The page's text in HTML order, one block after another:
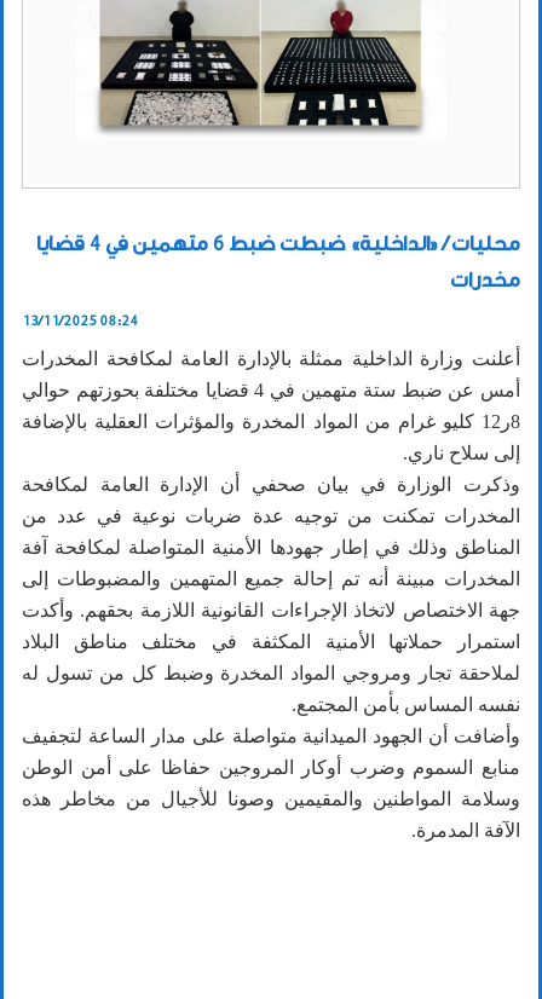
محليات / «الداخلية» ضبطت ضبط 6 متهمين في 4 قضايا
مخدرات
13/11/2025 08:24
أعلنت وزارة الداخلية ممثلة بالإدارة العامة لمكافحة المخدرات
أمس عن ضبط ستة متهمين في 4 قضايا مختلفة بحوزتهم حوالي
8ر12 كليو غرام من المواد المخدرة والمؤثرات العقلية بالإضافة
إلى سلاح ناري.
وذكرت الوزارة في بيان صحفي أن الإدارة العامة لمكافحة
المخدرات تمكنت من توجيه عدة ضربات نوعية في عدد من
المناطق وذلك في إطار جهودها الأمنية المتواصلة لمكافحة آفة
المخدرات مبينة أنه تم إحالة جميع المتهمين والمضبوطات إلى
جهة الاختصاص لاتخاذ الإجراءات القانونية اللازمة بحقهم. وأكدت
استمرار حملاتها الأمنية المكثفة في مختلف مناطق البلاد
لملاحقة تجار ومروجي المواد المخدرة وضبط كل من تسول له
نفسه المساس بأمن المجتمع.
وأضافت أن الجهود الميدانية متواصلة على مدار الساعة لتجفيف
منابع السموم وضرب أوكار المروجين حفاظا على أمن الوطن
وسلامة المواطنين والمقيمين وصونا للأجيال من مخاطر هذه
الآفة المدمرة.